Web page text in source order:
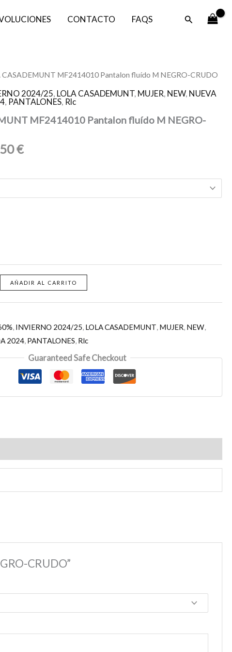
CONTACTO FAQS Buscar
CASADEMUNT MF2414010 Pantalon fluído M NEGRO-CRUDO
2024/25, LOLA CASADEMUNT, MUJER, NEW, NUEVA
, PANTALONES, Rlc
MF2414010 Pantalon fluído M NEGRO-
€.
€
El
precio
actual
es:
59,50 €.
AÑADIR AL CARRITO
, INVIERNO 2024/25, LOLA CASADEMUNT, MUJER, NEW,
2024, PANTALONES, Rlc
Guaranteed Safe Checkout
CRUDO”
119,00 €.
59,50 €.